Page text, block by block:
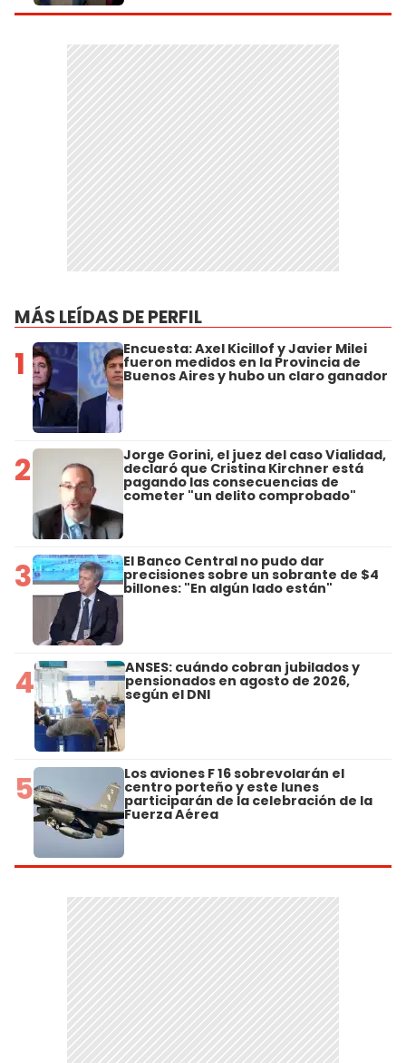
MÁS LEÍDAS DE PERFIL
1 Encuesta: Axel Kicillof y Javier Milei
fueron medidos en la Provincia de
Buenos Aires y hubo un claro ganador
2 Jorge Gorini, el juez del caso Vialidad,
declaró que Cristina Kirchner está
pagando las consecuencias de
cometer "un delito comprobado"
3 El Banco Central no pudo dar
precisiones sobre un sobrante de $4
billones: "En algún lado están"
4 ANSES: cuándo cobran jubilados y
pensionados en agosto de 2026,
según el DNI
5 Los aviones F 16 sobrevolarán el
centro porteño y este lunes
participarán de la celebración de la
Fuerza Aérea